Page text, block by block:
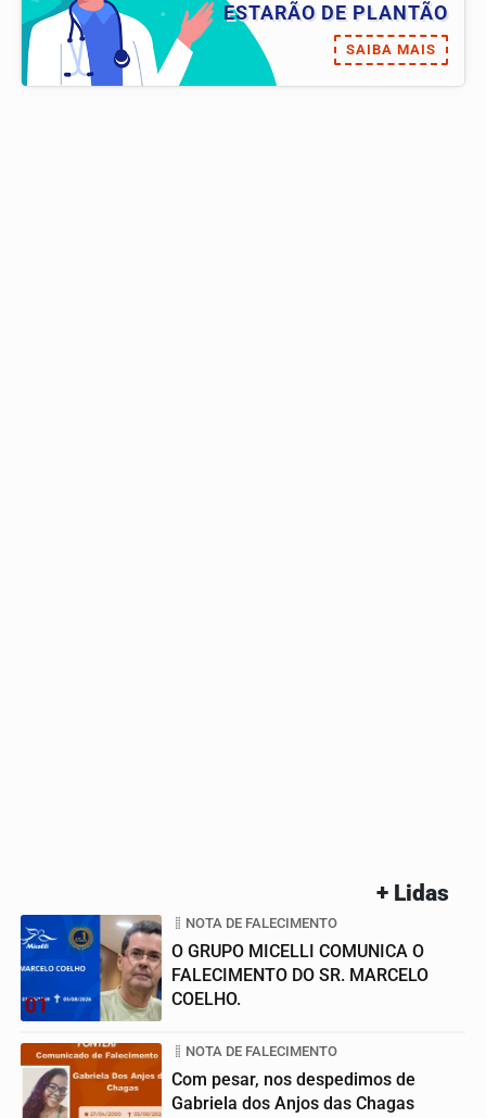
ESTARÃO DE PLANTÃO
SAIBA MAIS
+ Lidas
01
NOTA DE FALECIMENTO
O GRUPO MICELLI COMUNICA O
FALECIMENTO DO SR. MARCELO
COELHO.
NOTA DE FALECIMENTO
Com pesar, nos despedimos de
Gabriela dos Anjos das Chagas